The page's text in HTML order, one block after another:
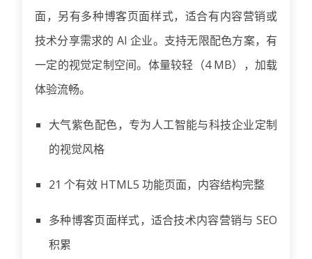
面，另有多种博客页面样式，适合有内容营销或
技术分享需求的 AI 企业。支持无限配色方案，有
一定的视觉定制空间。体量较轻（4 MB），加载
体验流畅。
大气紫色配色，专为人工智能与科技企业定制
的视觉风格
21 个有效 HTML5 功能页面，内容结构完整
多种博客页面样式，适合技术内容营销与 SEO
积累